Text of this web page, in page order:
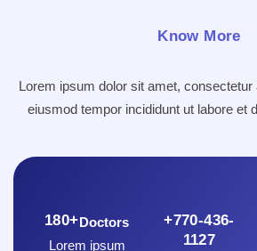
Know More
Lorem ipsum dolor sit amet, consectetur
eiusmod tempor incididunt ut labore et
180+Doctors
Lorem ipsum
+770-436-
1127